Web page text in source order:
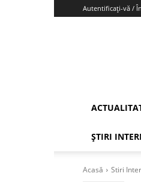
Autentificați-vă /
ȘTIRI
Acasă Stiri